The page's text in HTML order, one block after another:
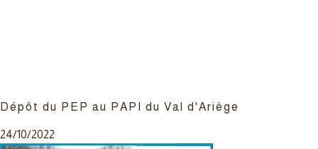
Dépôt du PEP au PAPI du Val d'Ariège
24/10/2022